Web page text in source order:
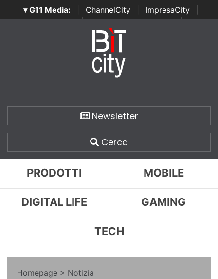
▾ G11 Media: ChannelCity ImpresaCity
SecurityOpenLab | Italian Channel Awards | Italian
Italian Security Awards
Newsletter
Cerca
PRODOTTI MOBILE
DIGITAL LIFE GAMING
TECH
Homepage > Notizia